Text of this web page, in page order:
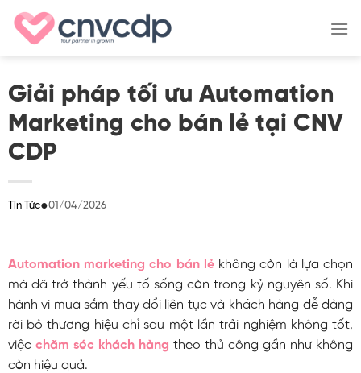
Skip
Giải pháp tối ưu Automation
Marketing cho bán lẻ tại CNV
CDP
Tin Tức●01/04/2026
Automation marketing cho bán lẻkhông còn là lựa chọn
mà đã trở thành yếu tố sống còn trong kỷ nguyên số. Khi
hành vi mua sắm thay đổi liên tục và khách hàng dễ dàng
rời bỏ thương hiệu chỉ sau một lần trải nghiệm không tốt,
việc chăm sóc khách hàng theo thủ công gần như không
còn hiệu quả.